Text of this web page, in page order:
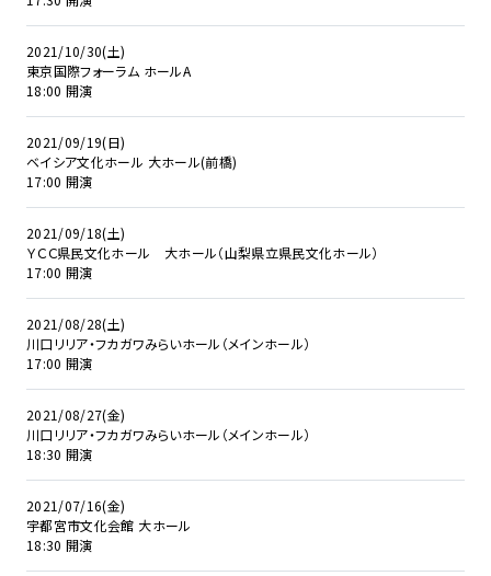
2021/10/30(土)
東京国際フォーラム ホールA
18:00 開演
2021/09/19(日)
ベイシア文化ホール 大ホール(前橋)
17:00 開演
2021/09/18(土)
ＹＣＣ県民文化ホール 大ホール（山梨県立県民文化ホール）
17:00 開演
2021/08/28(土)
川口リリア・フカガワみらいホール（メインホール）
17:00 開演
2021/08/27(金)
川口リリア・フカガワみらいホール（メインホール）
18:30 開演
2021/07/16(金)
宇都宮市文化会館 大ホール
18:30 開演